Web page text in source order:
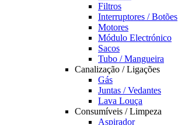
Filtros
Interruptores / Botões
Motores
Módulo Electrónico
Sacos
Tubo / Mangueira
Canalização / Ligações
Gás
Juntas / Vedantes
Lava Louça
Consumíveis / Limpeza
Aspirador